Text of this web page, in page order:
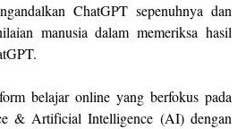
ChatGPT sepenuhnya dan
manusia dalam memeriksa hasil
belajar online yang berfokus pada
& Artificial Intelligence (AI) dengan